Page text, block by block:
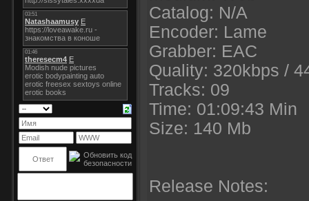
Catalog: N/A
Encoder: Lame
Grabber: EAC
Quality: 320kbps /
Tracks: 09
Time: 01:09:43 Min
Size: 140 Mb
Release Notes: